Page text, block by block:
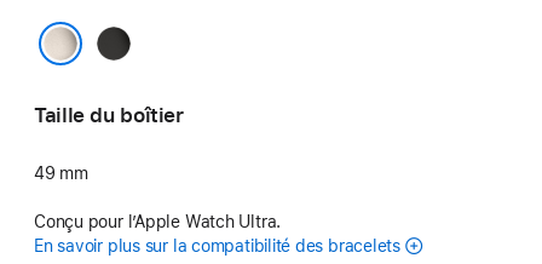
Noir
Taille du boîtier
49 mm
Conçu pour l’Apple Watch Ultra.
En savoir plus sur la compatibilité des bracelets